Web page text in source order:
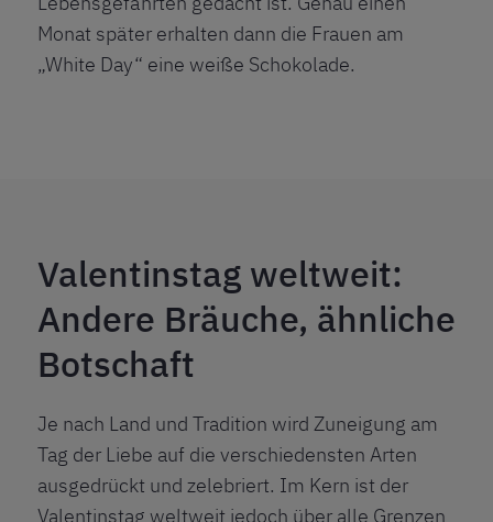
Monat später erhalten dann die Frauen am
„White Day“ eine weiße Schokolade.
Valentinstag weltweit:
Andere Bräuche, ähnliche
Botschaft
Je nach Land und Tradition wird Zuneigung am
Tag der Liebe auf die verschiedensten Arten
ausgedrückt und zelebriert. Im Kern ist der
Valentinstag weltweit jedoch über alle Grenzen